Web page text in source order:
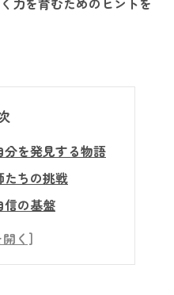
を発見する物語
たちの挑戦
信の基盤
キュラムの秘密